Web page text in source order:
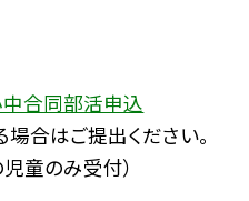
中合同部活申込
合はご提出ください。
童のみ受付）